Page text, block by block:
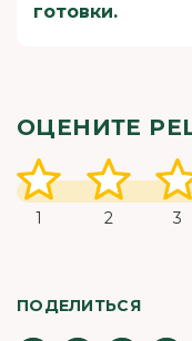
готовки.
ОЦЕНИТЕ
1 2 3
ПОДЕЛИТЬСЯ